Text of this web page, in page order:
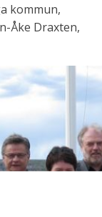
kommun,
Åke Draxten,